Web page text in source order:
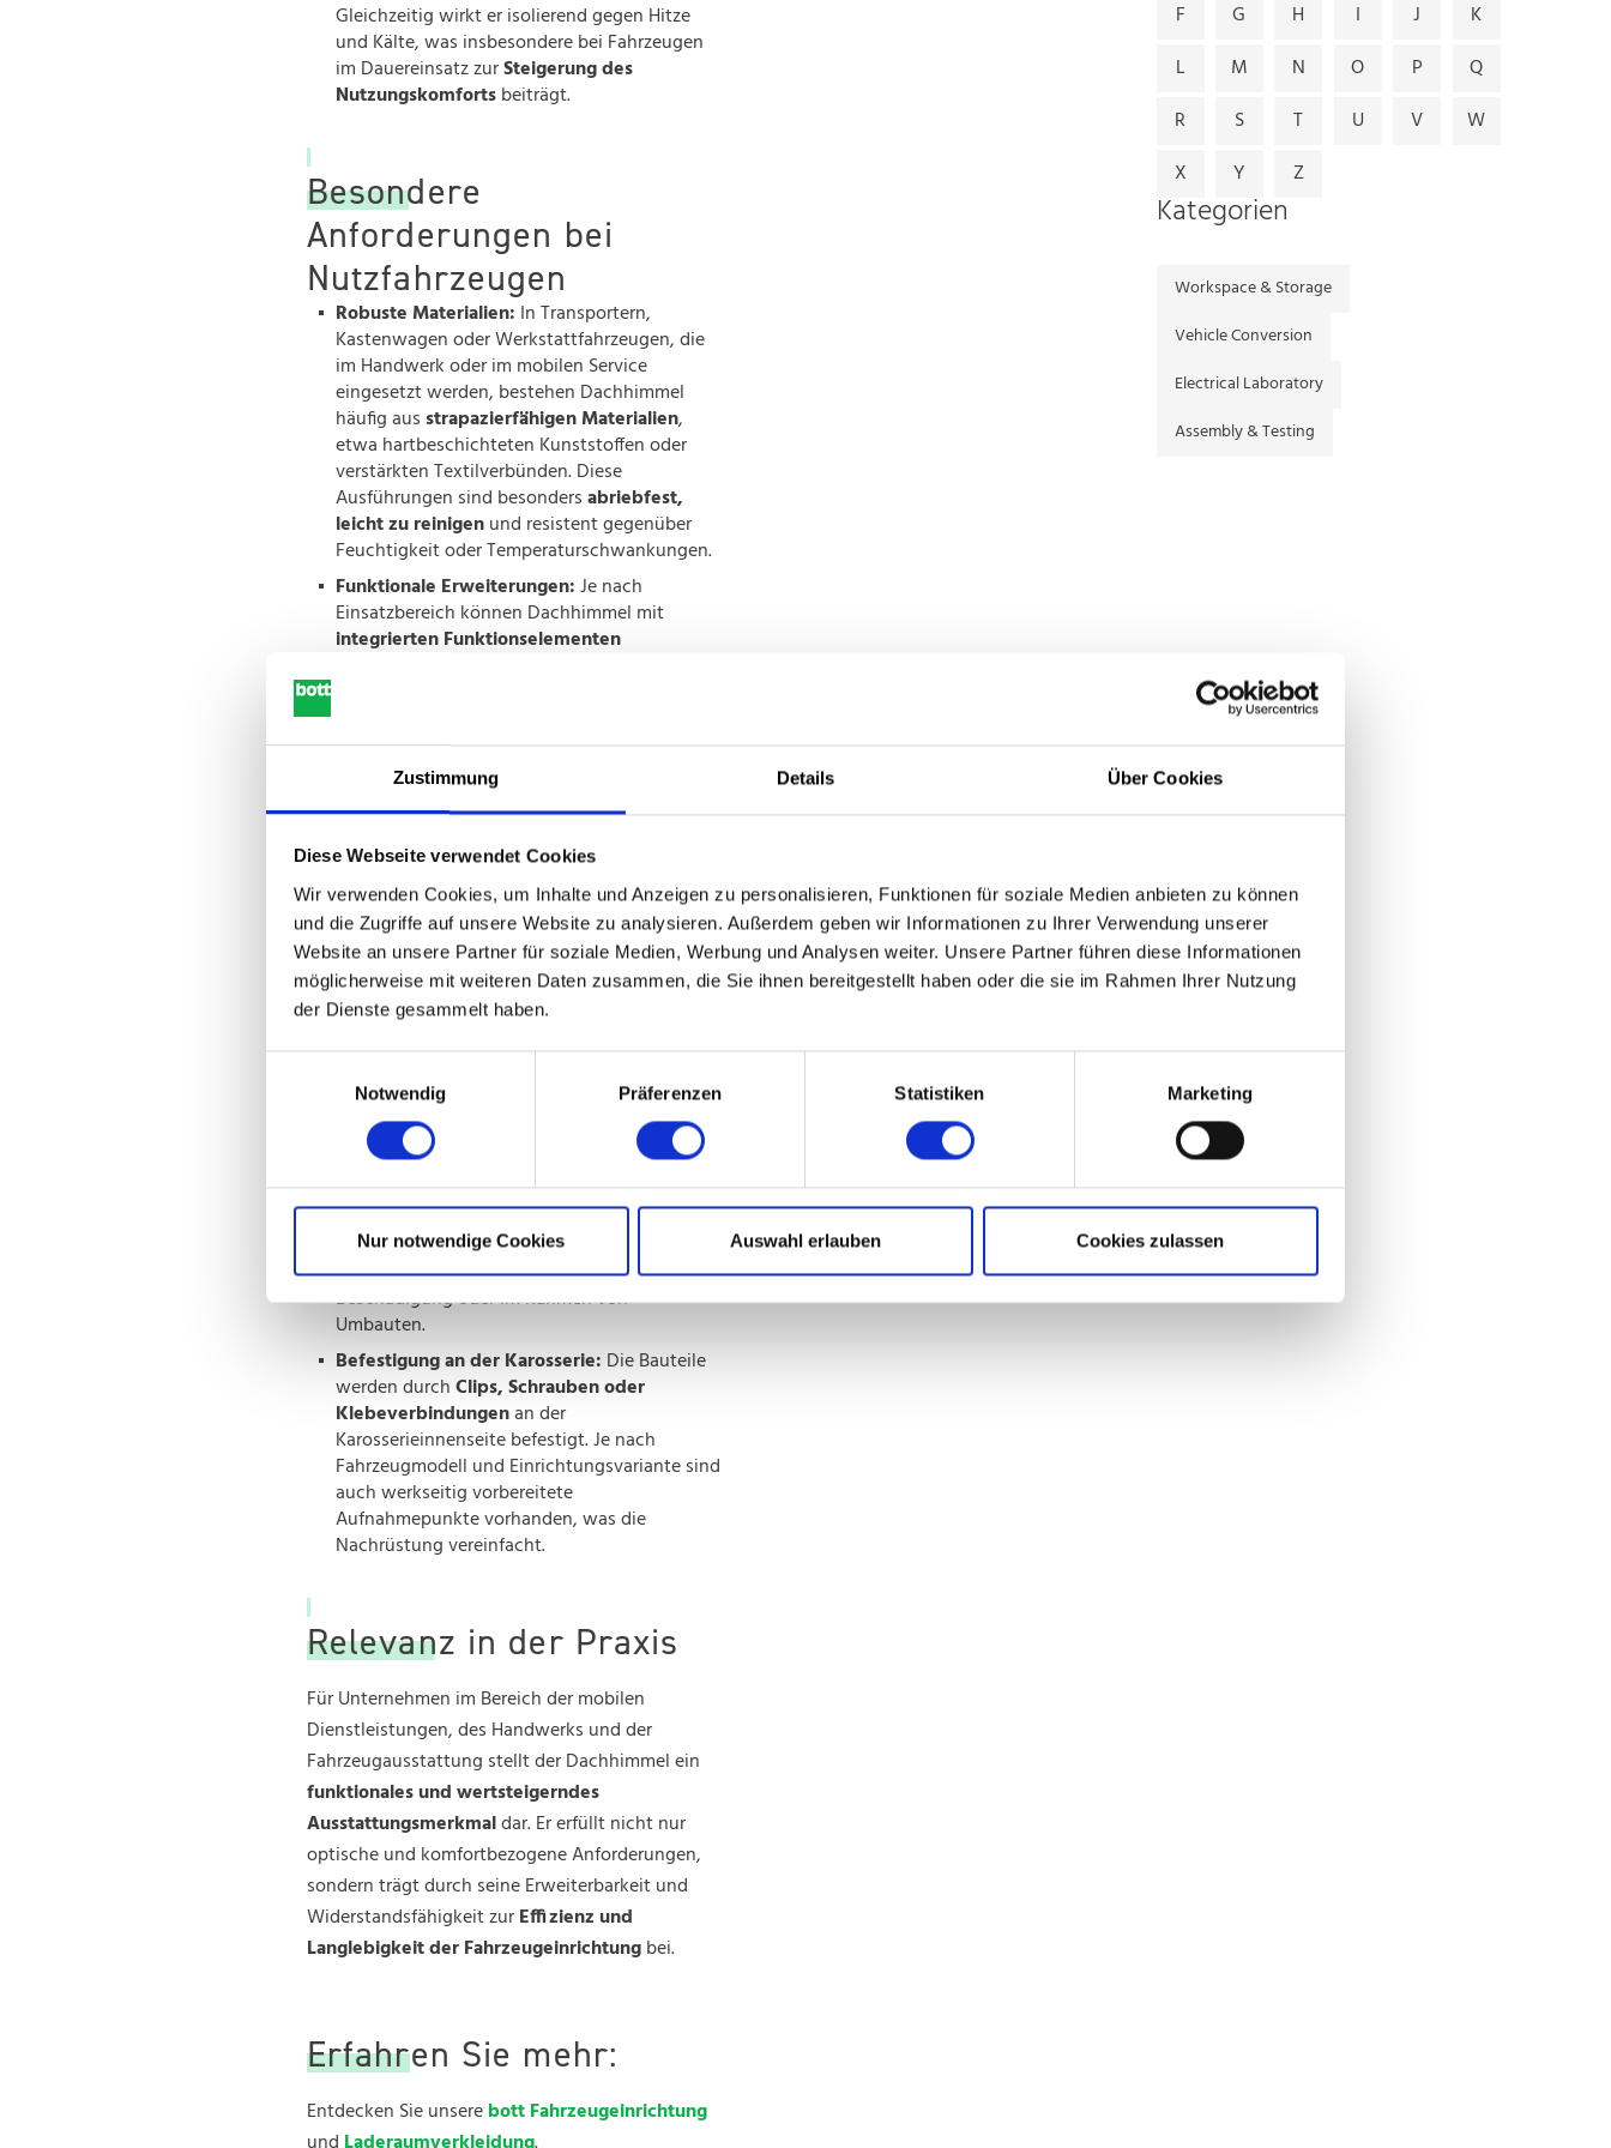
Zustimmung Details Über Cookies
Diese Webseite verwendet Cookies
Wir verwenden Cookies, um Inhalte und Anzeigen zu personalisieren, Funktionen für soziale Medien anbieten zu können
und die Zugriffe auf unsere Website zu analysieren. Außerdem geben wir Informationen zu Ihrer Verwendung unserer
Website an unsere Partner für soziale Medien, Werbung und Analysen weiter. Unsere Partner führen diese Informationen
möglicherweise mit weiteren Daten zusammen, die Sie ihnen bereitgestellt haben oder die sie im Rahmen Ihrer Nutzung
der Dienste gesammelt haben.
Notwendig
Präferenzen Statistiken Marketing
Nur notwendige Cookies Auswahl erlauben Cookies zulassen
Gleichzeitig wirkt er isolierend gegen Hitze
und Kälte, was insbesondere bei Fahrzeugen
im Dauereinsatz zurSteigerung des
Nutzungskomfortsbeiträgt.
Besondere
Anforderungen bei
Nutzfahrzeugen
Robuste Materialien: In Transportern,
Kastenwagen oder Werkstattfahrzeugen, die
im Handwerk oder im mobilen Service
eingesetzt werden, bestehen Dachhimmel
häufig ausstrapazierfähigen Materialien,
etwa hartbeschichteten Kunststoffen oder
verstärkten Textilverbünden. Diese
Ausführungen sind besondersabriebfest,
leicht zu reinigenund resistent gegenüber
Feuchtigkeit oder Temperaturschwankungen.
Funktionale Erweiterungen:Je nach
Einsatzbereich können Dachhimmel mit
integrierten Funktionselementen
Halterungen oder Montageschienen
für Werkzeuge oder Kabel
Lautsprechergehäuseoder
Belüftungselementezur Integration in
bestehende Systeme
Diese Anpassungsmöglichkeiten machen den
Dachhimmel zu einemmultifunktionalen Bauteil
innerhalb der Fahrzeugeinrichtung.
Aufbau und Montage
Modularer Aufbau:
Moderne Dachhimmel-
Systeme bestehen meist aus
mehreren
passgenauen Elementen
, in der Regel einem
Mittelteil und zwei Seitenteilen. Diese
Konstruktion erleichtert nicht nur die
Montage, sondern erlaubt auch
Austausch einzelner Segmentebei
Beschädigung oder im Rahmen von
Umbauten.
Befestigung an der Karosserie: Die Bauteile
werden durchClips, Schrauben oder
Klebeverbindungenan der
Karosserieinnenseite befestigt. Je nach
Fahrzeugmodell und Einrichtungsvariante sind
auch werkseitig vorbereitete
Aufnahmepunkte vorhanden, was die
Nachrüstung vereinfacht.
Relevanz in der Praxis
Für Unternehmen im Bereich der mobilen
Dienstleistungen, des Handwerks und der
Fahrzeugausstattung stellt der Dachhimmel ein
funktionales und wertsteigerndes
Ausstattungsmerkmaldar. Er erfüllt nicht nur
optische und komfortbezogene Anforderungen,
sondern trägt durch seine Erweiterbarkeit und
Widerstandsfähigkeit zurEffizienz und
Langlebigkeit der Fahrzeugeinrichtungbei.
Erfahren Sie mehr:
Entdecken Sie unserebott Fahrzeugeinrichtung
F
G H I J
K
L
M N O P
Q
R
S T U V
W
X
Y Z
Kategorien
Workspace & Storage
Vehicle Conversion
Electrical Laboratory
Assembly & Testing